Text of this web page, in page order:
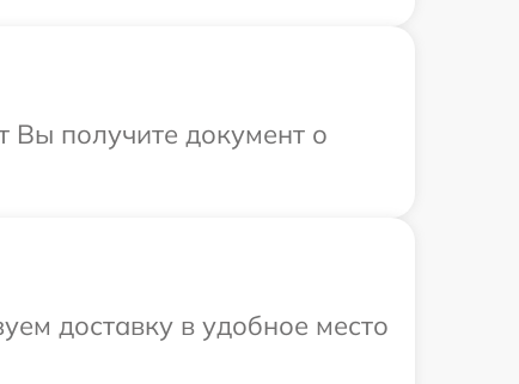
Вы получите документ о
доставку в удобное место